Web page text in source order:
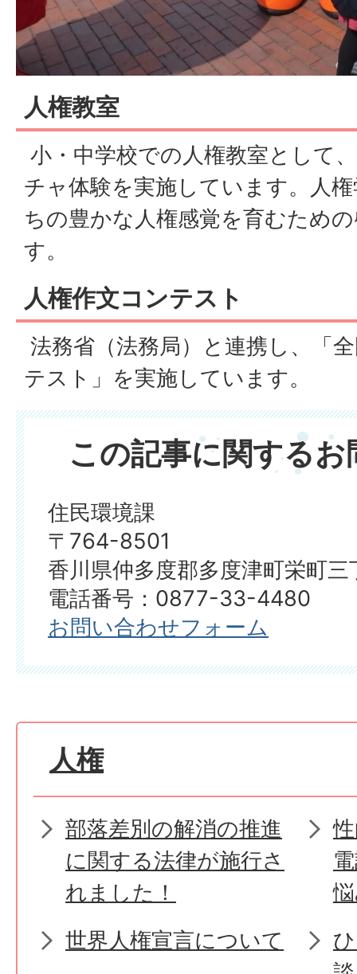
人権教室
小・中学校での人権教室として
チャ体験を実施しています。人
ちの豊かな人権感覚を育むため
す。
人権作文コンテスト
法務省（法務局）と連携し、「
テスト」を実施しています。
この記事に関する
住民環境課
〒764-8501
香川県仲多度郡多度津町栄町
電話番号：0877-33-4480
お問い合わせフォーム
人権
部落差別の解消の推進
に関する法律が施行さ
れました！
世界人権宣言について